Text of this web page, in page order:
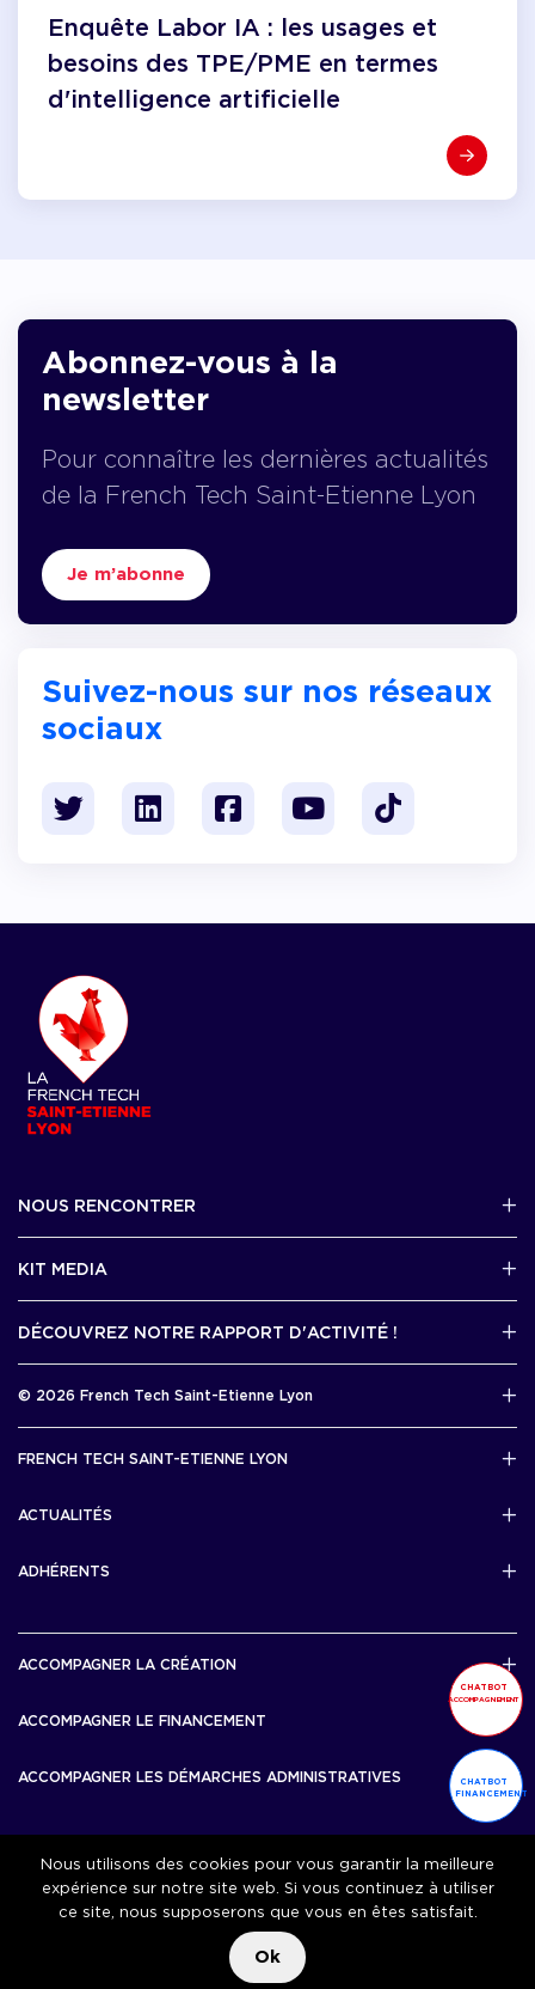
CHATBOT
ACCOMPAGNEMENT
CHATBOT
FINANCEMENT
Enquête Labor IA : les usages et
besoins des TPE/PME en termes
d'intelligence artificielle
Abonnez-vous à la
newsletter
Pour connaître les dernières actualités
de la French Tech Saint-Etienne Lyon
Je m’abonne
Suivez-nous sur nos réseaux
sociaux
NOUS RENCONTRER
KIT MEDIA
DÉCOUVREZ NOTRE RAPPORT D'ACTIVITÉ !
© 2026 French Tech Saint-Etienne Lyon
Politique de confidentialité
Développement 69pixl
FRENCH TECH SAINT-ETIENNE LYON
L’association French Tech Saint-Etienne Lyon
ACTUALITÉS
Actualités
ADHÉRENTS
ACCOMPAGNER LA CRÉATION
ACCOMPAGNER LE FINANCEMENT
Bourse French Tech
ACCOMPAGNER LES DÉMARCHES ADMINISTRATIVES
ACCOMPAGNER LA CROISSANCE
Scale Up Excellence
French Tech Next40/120
Nous utilisons des cookies pour vous garantir la meilleure
expérience sur notre site web. Si vous continuez à utiliser
ce site, nous supposerons que vous en êtes satisfait.
Ok